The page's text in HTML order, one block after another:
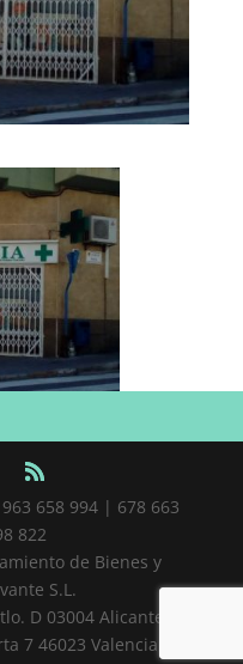
658 994 | 678 663
822
de Bienes y
S.L.
D 03004 Alicante
7 46023 Valencia